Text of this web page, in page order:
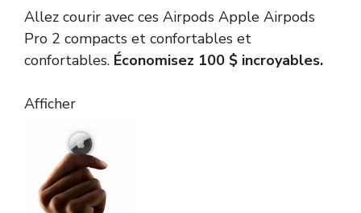
Allez courir avec ces Airpods Apple Airpods
Pro 2 compacts et confortables et
confortables. Économisez 100 $ incroyables.
Afficher